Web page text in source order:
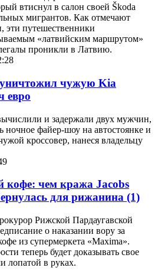
втиснул в салон своей Škoda
мигрантов. Как отмечают
эти путешественники
«латвийским маршрутом»
проникли в Латвию.
уничтожил чужую Kia
евро
и задержали двух мужчин,
ночное файер-шоу на автостоянке и
кроссовер, нанеся владельцу
чем кража Jacobs
для рижанина (1)
Рижской Пардаугавской
о наказании вору за
из супермеркета «Maxima».
теперь будет доказывать свое
лопатой в руках.